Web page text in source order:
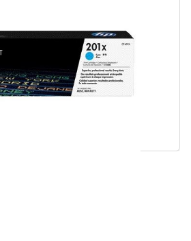
Open